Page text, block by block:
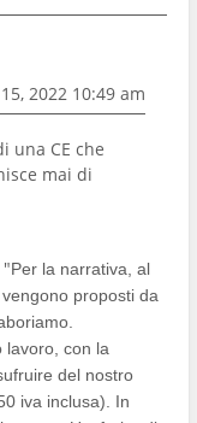
2022 10:49 am
una CE che
mai di
Per la narrativa, al
proposti da
lavoro, con la
del nostro
iva inclusa). In